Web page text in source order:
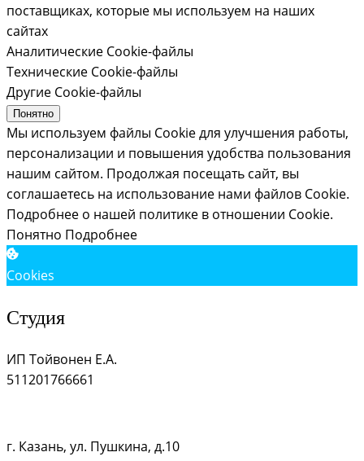
поставщиках, которые мы используем на наших
сайтах
Аналитические Cookie-файлы
Технические Cookie-файлы
Другие Cookie-файлы
Понятно
Мы используем файлы Cookie для улучшения работы,
персонализации и повышения удобства пользования
нашим сайтом. Продолжая посещать сайт, вы
соглашаетесь на использование нами файлов Cookie.
Подробнее о нашей политике в отношении Cookie.
Понятно Подробнее
Cookies
Студия
ИП Тойвонен Е.А.
511201766661
г. Казань, ул. Пушкина, д.10